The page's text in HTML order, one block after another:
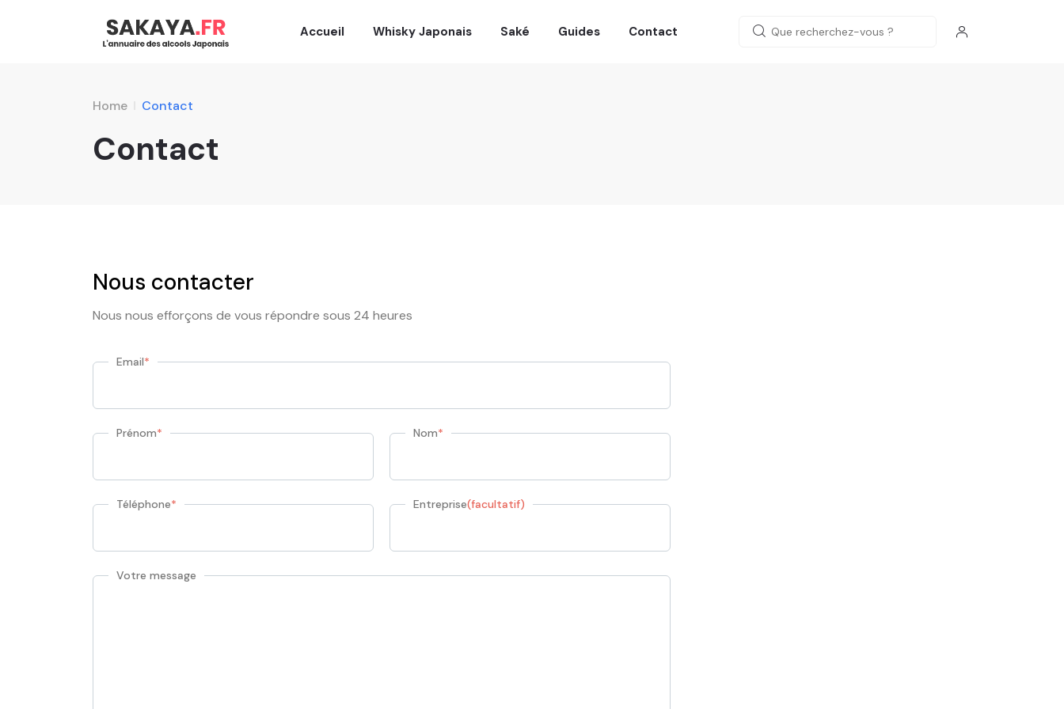
Accueil Whisky Japonais Saké Guides Contact
Home Contact
Contact
Nous contacter
Nous nous efforçons de vous répondre sous 24 heures
Email*
Prénom* Nom*
Téléphone* Entreprise(facultatif)
Votre message